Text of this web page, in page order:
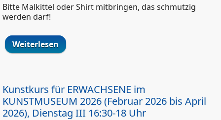
Bitte Malkittel oder Shirt mitbringen, das schmutzig
werden darf!
Weiterlesen über Kunstkurs für Kinder in der
SCHILDBERGSCHULE 2026, Mittwoch VI
Kunstkurs für ERWACHSENE im
KUNSTMUSEUM 2026 (Februar 2026 bis April
2026), Dienstag III 16:30-18 Uhr